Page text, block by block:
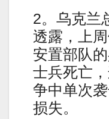
2。乌克兰
透露，上
安置部队
士兵死亡
争中单次
损失。